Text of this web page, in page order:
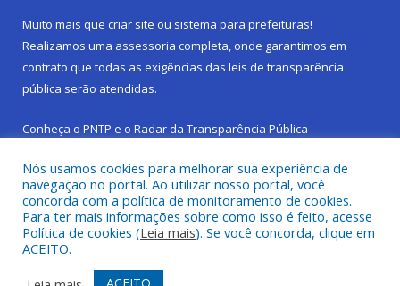
Muito mais que criar site ou sistema para prefeituras!
Realizamos uma assessoria completa, onde garantimos em
contrato que todas as exigências das leis de transparência
pública serão atendidas.
Conheça o PNTP e o Radar da Transparência Pública
Todos os direitos reservados a Prefeitura Municipal de São
Sebastião da Boa Vista.
Frequência Online Mapa do Site
Nós usamos cookies para melhorar sua experiência de
navegação no portal. Ao utilizar nosso portal, você
concorda com a política de monitoramento de cookies.
Para ter mais informações sobre como isso é feito, acesse
Política de cookies (Leia mais). Se você concorda, clique em
ACEITO.